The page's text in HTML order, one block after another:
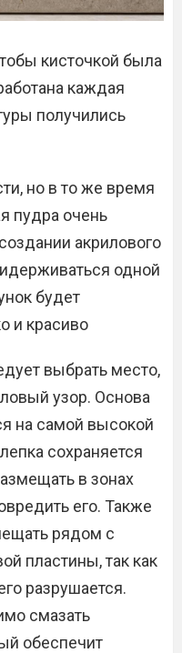
кисточкой была
каждая
получились
но в то же время
пудра очень
акрилового
одной
будет
и красиво
выбрать место,
узор. Основа
на самой высокой
сохраняется
в зонах
его. Также
рядом с
пластины, так как
разрушается.
смазать
обеспечит